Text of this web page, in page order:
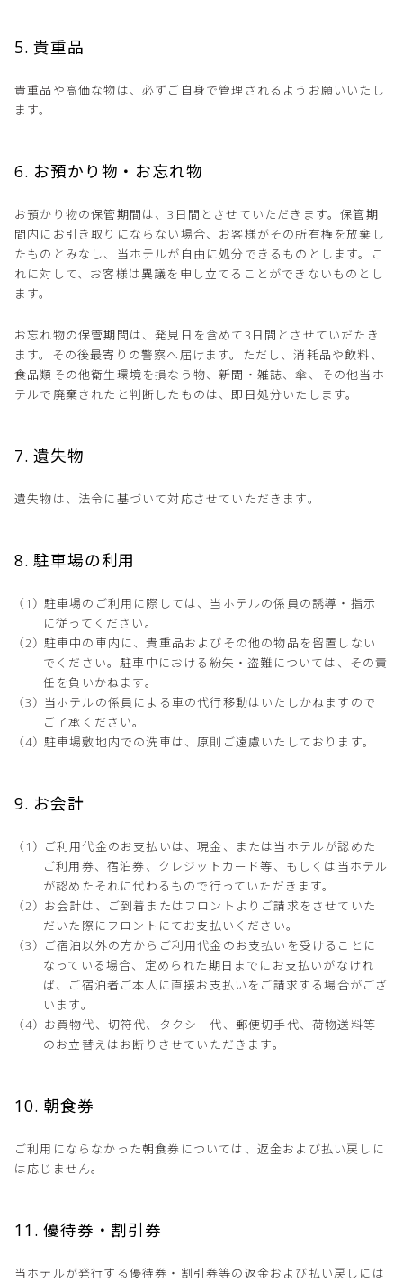
5. 貴重品
貴重品や高価な物は、必ずご自身で管理されるようお願いいたし
ます。
6. お預かり物・お忘れ物
お預かり物の保管期間は、3日間とさせていただきます。保管期
間内にお引き取りにならない場合、お客様がその所有権を放棄し
たものとみなし、当ホテルが自由に処分できるものとします。こ
れに対して、お客様は異議を申し立てることができないものとし
ます。
お忘れ物の保管期間は、発見日を含めて3日間とさせていだたき
ます。その後最寄りの警察へ届けます。ただし、消耗品や飲料、
食品類その他衛生環境を損なう物、新聞・雑誌、傘、その他当ホ
テルで廃棄されたと判断したものは、即日処分いたします。
7. 遺失物
遺失物は、法令に基づいて対応させていただきます。
8. 駐車場の利用
駐車場のご利用に際しては、当ホテルの係員の誘導・指示
に従ってください。
駐車中の車内に、貴重品およびその他の物品を留置しない
でください。駐車中における紛失・盗難については、その責
任を負いかねます。
当ホテルの係員による車の代行移動はいたしかねますので
ご了承ください。
駐車場敷地内での洗車は、原則ご遠慮いたしております。
9. お会計
ご利用代金のお支払いは、現金、または当ホテルが認めた
ご利用券、宿泊券、クレジットカード等、もしくは当ホテル
が認めたそれに代わるもので行っていただきます。
お会計は、ご到着またはフロントよりご請求をさせていた
だいた際にフロントにてお支払いください。
ご宿泊以外の方からご利用代金のお支払いを受けることに
なっている場合、定められた期日までにお支払いがなけれ
ば、ご宿泊者ご本人に直接お支払いをご請求する場合がござ
います。
お買物代、切符代、タクシー代、郵便切手代、荷物送料等
のお立替えはお断りさせていただきます。
10. 朝食券
ご利用にならなかった朝食券については、返金および払い戻しに
は応じません。
11. 優待券・割引券
当ホテルが発行する優待券・割引券等の返金および払い戻しには